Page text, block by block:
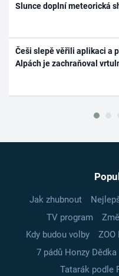
Slunce doplní meteorická
Češi slepě věřili aplikaci a
Alpách je zachraňoval
Jak zhubnout
TV program
Kdy budou volby
ZOO
7 pádů Honzy Dědka
Tatarák podle